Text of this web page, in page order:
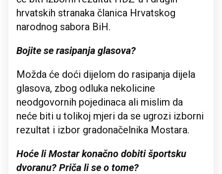
hrvatskih stranaka članica Hrvatskog
narodnog sabora BiH.
Bojite se rasipanja glasova?
Možda će doći dijelom do rasipanja dijela
glasova, zbog odluka nekolicine
neodgovornih pojedinaca ali mislim da
neće biti u tolikoj mjeri da se ugrozi izborni
rezultat i izbor gradonačelnika Mostara.
Hoće li Mostar konačno dobiti športsku
dvoranu? Priča li se o tome?